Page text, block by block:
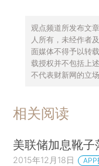
观点频道所发布文
人所有，未经作者
面媒体不得予以转
载授权并不包括上
不代表财新网的立场
相关阅读
美联储加息靴子
2015年12月18日 APP